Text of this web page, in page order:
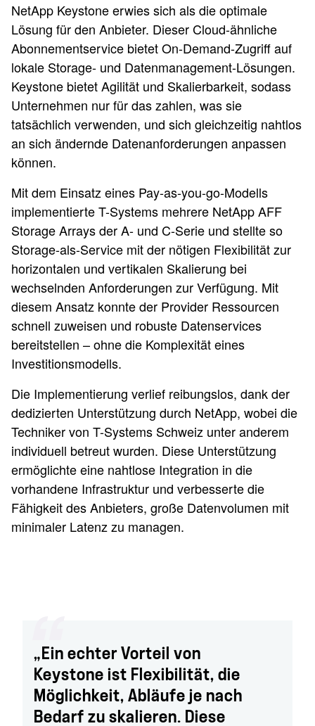
NetApp Keystone erwies sich als die optimale
Lösung für den Anbieter. Dieser Cloud-ähnliche
Abonnementservice bietet On-Demand-Zugriff auf
lokale Storage- und Datenmanagement-Lösungen.
Keystone bietet Agilität und Skalierbarkeit, sodass
Unternehmen nur für das zahlen, was sie
tatsächlich verwenden, und sich gleichzeitig nahtlos
an sich ändernde Datenanforderungen anpassen
können.
Mit dem Einsatz eines Pay-as-you-go-Modells
implementierte T-Systems mehrere NetApp AFF
Storage Arrays der A- und C-Serie und stellte so
Storage-als-Service mit der nötigen Flexibilität zur
horizontalen und vertikalen Skalierung bei
wechselnden Anforderungen zur Verfügung. Mit
diesem Ansatz konnte der Provider Ressourcen
schnell zuweisen und robuste Datenservices
bereitstellen – ohne die Komplexität eines
Investitionsmodells.
Die Implementierung verlief reibungslos, dank der
dedizierten Unterstützung durch NetApp, wobei die
Techniker von T-Systems Schweiz unter anderem
individuell betreut wurden. Diese Unterstützung
ermöglichte eine nahtlose Integration in die
vorhandene Infrastruktur und verbesserte die
Fähigkeit des Anbieters, große Datenvolumen mit
minimaler Latenz zu managen.
„Ein echter Vorteil von
Keystone ist Flexibilität, die
Möglichkeit, Abläufe je nach
Bedarf zu skalieren. Diese